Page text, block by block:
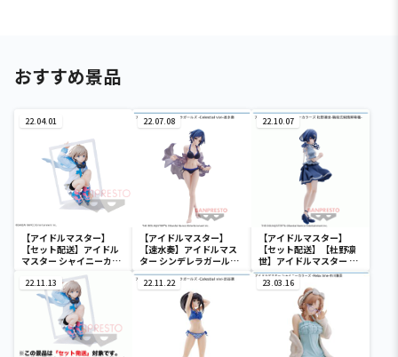
おすすめ景品
22.04.01
【アイドルマスター】
【セット配送】アイドル
マスター シャイニーカラ
ーズ ESPRESTO est-
Windy and Motions-芹
沢あさひ
22.07.08
【アイドルマスター】
【速水奏】アイドルマス
ター シンデレラガールズ
-Celestial vivi-速水奏
22.10.07
【アイドルマスター】
【セット配送】【杜野凛
世】アイドルマスター シ
ャイニーカラーズ 杜野凛
世-階段式純情昇降機-
22.11.13 22.11.22 23.03.16